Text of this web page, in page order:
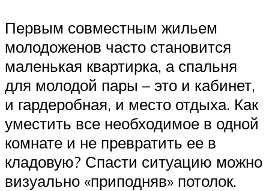
Первым совместным жильем
молодоженов часто становится
маленькая квартирка, а спальня
для молодой пары – это и кабинет,
и гардеробная, и место отдыха. Как
уместить все необходимое в одной
комнате и не превратить ее в
кладовую? Спасти ситуацию можно
визуально «приподняв» потолок.